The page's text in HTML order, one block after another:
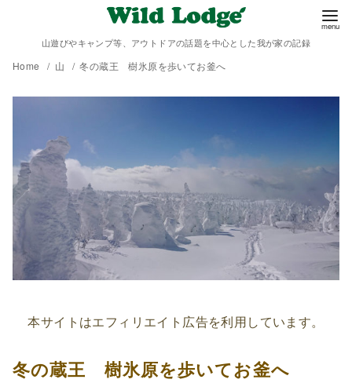
山遊びやキャンプ等、アウトドアの話題を中心とした我が家の記録
Home 山 冬の蔵王 樹氷原を歩いてお釜へ
本サイトはエフィリエイト広告を利用しています。
冬の蔵王 樹氷原を歩いてお釜へ